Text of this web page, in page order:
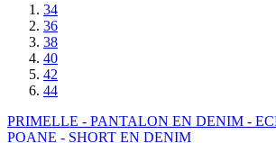
34
36
38
40
42
44
PRIMELLE - PANTALON EN DENIM -
POANE - SHORT EN DENIM